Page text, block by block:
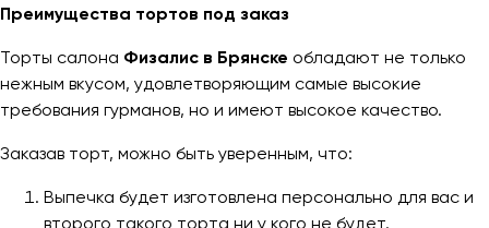
Преимущества тортов под заказ
Торты салона Физалис в Брянске обладают не только
нежным вкусом, удовлетворяющим самые высокие
требования гурманов, но и имеют высокое качество.
Заказав торт, можно быть уверенным, что:
Выпечка будет изготовлена персонально для вас и